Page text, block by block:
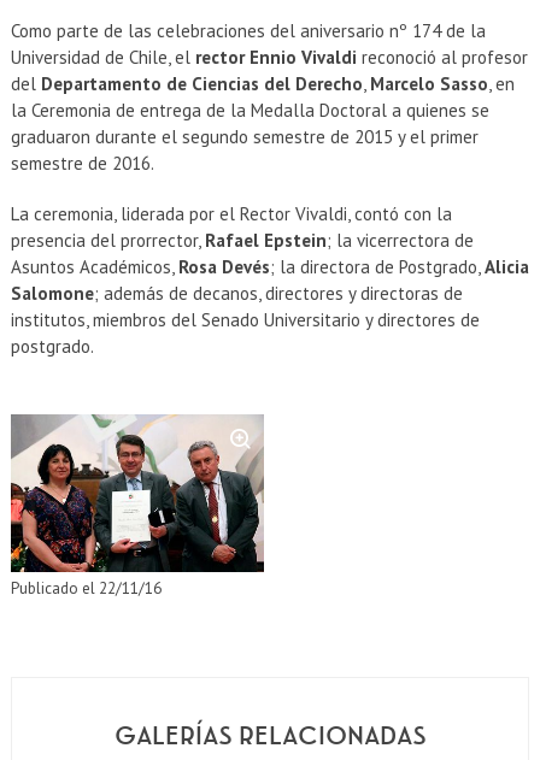
EXTENSIÓN
Académicos Estudiantes
Egresados Funcionarios
Como parte de las celebraciones del aniversario nº 174 de la
Universidad de Chile, el rector Ennio Vivaldi reconoció al profesor
del Departamento de Ciencias del Derecho, Marcelo Sasso, en
la Ceremonia de entrega de la Medalla Doctoral a quienes se
graduaron durante el segundo semestre de 2015 y el primer
semestre de 2016.
La ceremonia, liderada por el Rector Vivaldi, contó con la
presencia del prorrector, Rafael Epstein; la vicerrectora de
Asuntos Académicos, Rosa Devés; la directora de Postgrado,Alicia
Salomone; además de decanos, directores y directoras de
institutos, miembros del Senado Universitario y directores de
postgrado.
Zoom
Publicado el 22/11/16
GALERÍAS RELACIONADAS